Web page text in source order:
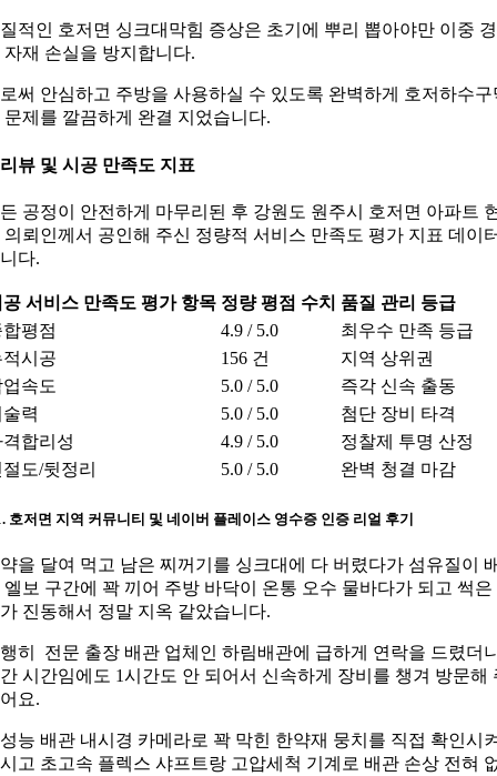
적인 호저면 싱크대막힘 증상은 초기에 뿌리 뽑아야만 이중
자재 손실을 방지합니다.
써 안심하고 주방을 사용하실 수 있도록 완벽하게 호저하수구
문제를 깔끔하게 완결 지었습니다.
뷰 및 시공 만족도 지표
공정이 안전하게 마무리된 후 강원도 원주시 호저면 아파트
의뢰인께서 공인해 주신 정량적 서비스 만족도 평가 지표 데이
다.
서비스 만족도 평가 항목 정량 평점 수치 품질 관리 등급
평점
4.9 / 5.0
최우수 만족 등급
시공
156 건
지역 상위권
속도
5.0 / 5.0
즉각 신속 출동
력
5.0 / 5.0
첨단 장비 타격
합리성
4.9 / 5.0
정찰제 투명 산정
도/뒷정리
5.0 / 5.0 완벽 청결 마감
호저면 지역 커뮤니티 및 네이버 플레이스 영수증 인증 리얼 후기
을 달여 먹고 남은 찌꺼기를 싱크대에 다 버렸다가 섬유질이
엘보 구간에 꽉 끼어 주방 바닥이 온통 오수 물바다가 되고 썩은
진동해서 정말 지옥 같았습니다.
히 전문 출장 배관 업체인 하림배관에 급하게 연락을 드렸더
시간임에도 1시간도 안 되어서 신속하게 장비를 챙겨 방문해
요.
능 배관 내시경 카메라로 꽉 막힌 한약재 뭉치를 직접 확인시
고 초고속 플렉스 샤프트랑 고압세척 기계로 배관 손상 전혀